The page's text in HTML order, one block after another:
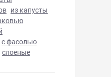
из капусты
с фасолью
слоеные